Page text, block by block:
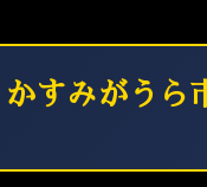
すみがうら